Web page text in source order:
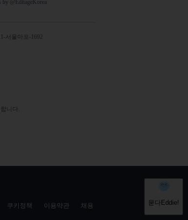
by @EditageKorea
서울마포-1692
니다.
쿠키정책 이용약관 채용